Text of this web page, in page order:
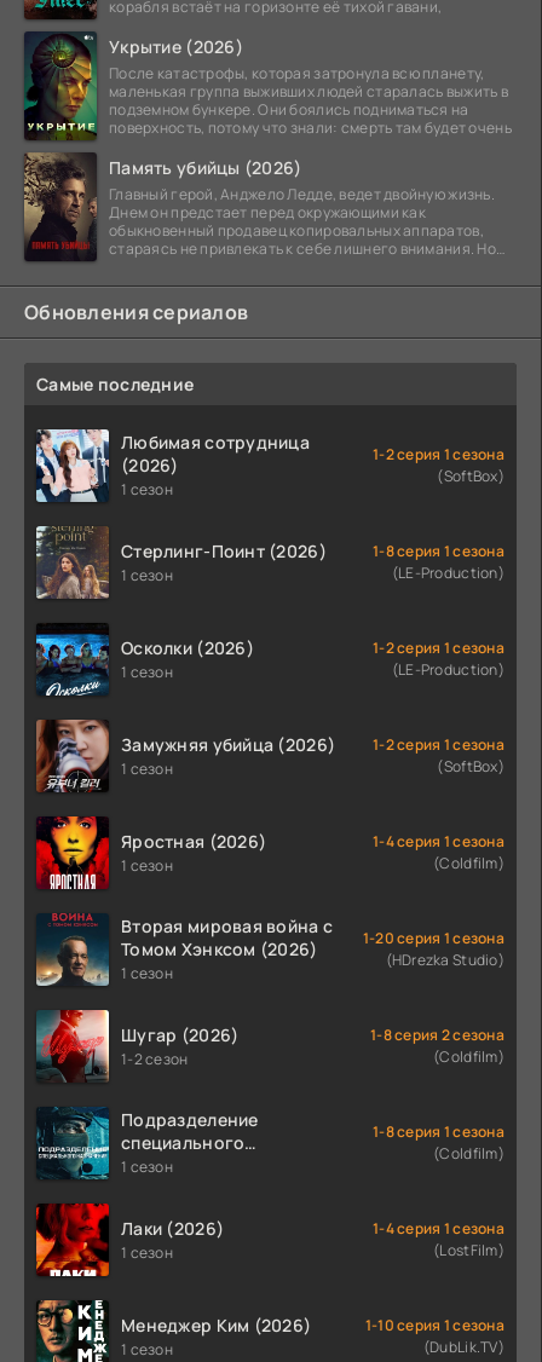
корабля встаёт на горизонте её тихой гавани,
Укрытие (2026)
После катастрофы, которая затронула всю планету,
маленькая группа выживших людей старалась выжить в
подземном бункере. Они боялись подниматься на
поверхность, потому что знали: смерть там будет очень
Память убийцы (2026)
Главный герой, Анджело Ледде, ведет двойную жизнь.
Днем он предстает перед окружающими как
обыкновенный продавец копировальных аппаратов,
стараясь не привлекать к себе лишнего внимания. Но
Обновления сериалов
Самые последние
Любимая сотрудница
(2026)
1 сезон
1-2 серия 1 сезона
(SoftBox)
Стерлинг-Поинт (2026)
1 сезон
1-8 серия 1 сезона
(LE-Production)
Осколки (2026)
1 сезон
1-2 серия 1 сезона
(LE-Production)
Замужняя убийца (2026)
1 сезон
1-2 серия 1 сезона
(SoftBox)
Яростная (2026)
1 сезон
1-4 серия 1 сезона
(Coldfilm)
Вторая мировая война с
Томом Хэнксом (2026)
1 сезон
1-20 серия 1 сезона
(HDrezka Studio)
Шугар (2026)
1-2 сезон
1-8 серия 2 сезона
(Coldfilm)
Подразделение
специального
назначения (2026)
1 сезон
1-8 серия 1 сезона
(Coldfilm)
Лаки (2026)
1 сезон
1-4 серия 1 сезона
(LostFilm)
Менеджер Ким (2026)
1 сезон
1-10 серия 1 сезона
(DubLik.TV)